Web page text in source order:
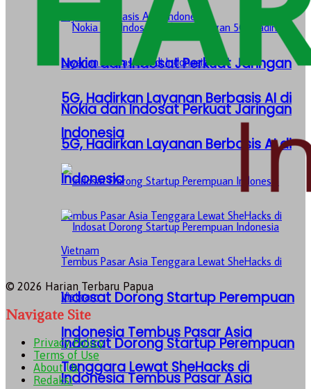
Nokia dan Indosat Perkuat Jaringan
5G, Hadirkan Layanan Berbasis AI di
Indonesia
Indosat Dorong Startup Perempuan
Indonesia Tembus Pasar Asia
Tenggara Lewat SheHacks di
Nokia dan Indosat Perkuat Jaringan
5G, Hadirkan Layanan Berbasis AI di
Indonesia
Indosat Dorong Startup Perempuan
Indonesia Tembus Pasar Asia
© 2026 Harian Terbaru Papua
Navigate Site
Privacy Policy
Terms of Use
About Us
Redaksi